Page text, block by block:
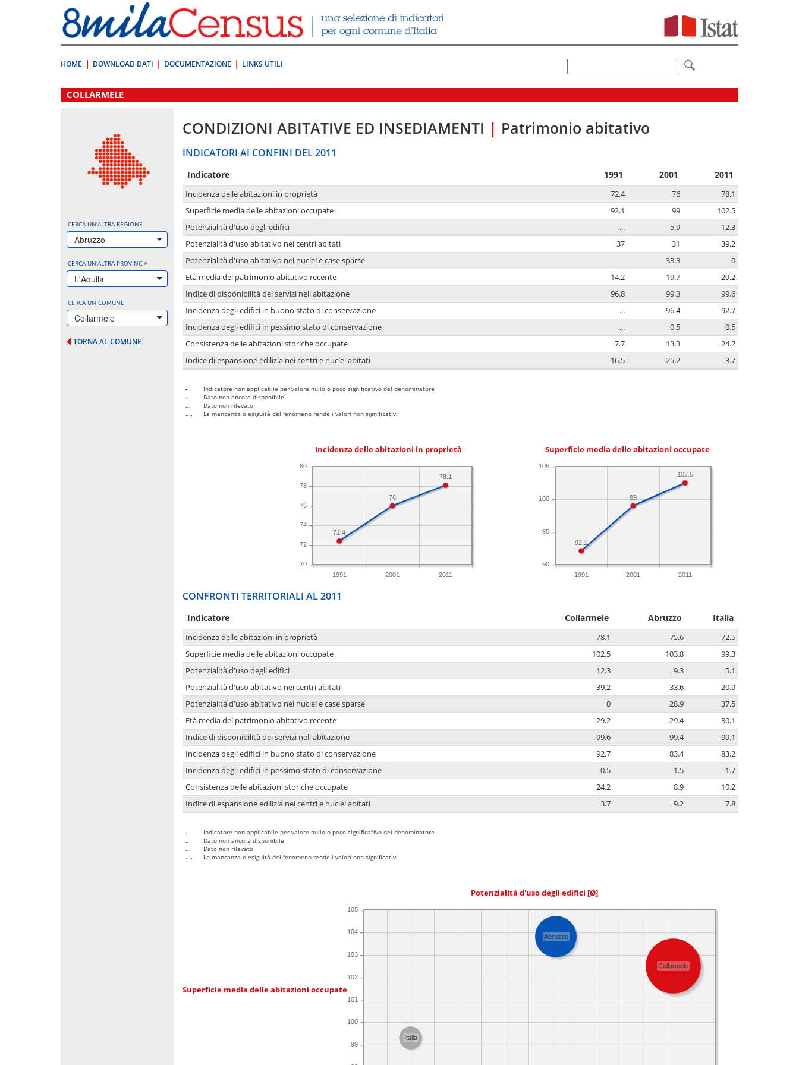
direttamente
a:
Contenuto
HOME DOWNLOAD DATI DOCUMENTAZIONE LINKS UTILI
.
COLLARMELE
CERCA UN'ALTRA REGIONE
Abruzzo
CERCA UN'ALTRA PROVINCIA
L'Aquila
CERCA UN COMUNE
Collarmele
TORNA AL COMUNE
CONDIZIONI ABITATIVE ED INSEDIAMENTI | Patrimonio abitativo
INDICATORI AI CONFINI DEL 2011
Indicatore 1991 2001 2011
Incidenza delle abitazioni in proprietà 72.4 76
78.1
Superficie media delle abitazioni occupate
92.1 99
102.5
Potenzialità d'uso degli edifici
... 5.9
12.3
Potenzialità d'uso abitativo nei centri abitati
37 31
39.2
Potenzialità d'uso abitativo nei nuclei e case sparse
- 33.3
0
Età media del patrimonio abitativo recente
14.2 19.7
29.2
Indice di disponibilità dei servizi nell'abitazione
96.8 99.3
99.6
Incidenza degli edifici in buono stato di conservazione
... 96.4
92.7
Incidenza degli edifici in pessimo stato di conservazione
... 0.5
0.5
Consistenza delle abitazioni storiche occupate
7.7 13.3
24.2
Indice di espansione edilizia nei centri e nuclei abitati
16.5 25.2 3.7
-
Indicatore non applicabile per valore nullo o poco significativo del denominatore
..
Dato non ancora disponibile
...
Dato non rilevato
....
La mancanza o esiguità del fenomeno rende i valori non significativi
Incidenza delle abitazioni in proprietà
1991 2001 2011
70
72
74
76
78
80
78.1
76
72.4
Superficie media delle abitazioni occupate
1991 2001 2011
90
95
100
105
102.5
99
92.1
CONFRONTI TERRITORIALI AL 2011
Indicatore Collarmele Abruzzo Italia
Incidenza delle abitazioni in proprietà 78.1 75.6
72.5
Superficie media delle abitazioni occupate
102.5 103.8
99.3
Potenzialità d'uso degli edifici
12.3 9.3
5.1
Potenzialità d'uso abitativo nei centri abitati
39.2 33.6
20.9
Potenzialità d'uso abitativo nei nuclei e case sparse
0 28.9
37.5
Età media del patrimonio abitativo recente
29.2 29.4
30.1
Indice di disponibilità dei servizi nell'abitazione
99.6 99.4
99.1
Incidenza degli edifici in buono stato di conservazione
92.7 83.4
83.2
Incidenza degli edifici in pessimo stato di conservazione
0.5 1.5
1.7
Consistenza delle abitazioni storiche occupate
24.2 8.9
10.2
Indice di espansione edilizia nei centri e nuclei abitati
3.7 9.2 7.8
-
Indicatore non applicabile per valore nullo o poco significativo del denominatore
..
Dato non ancora disponibile
...
Dato non rilevato
....
La mancanza o esiguità del fenomeno rende i valori non significativi
Potenzialità d'uso degli edifici [Ø]
Superficie media delle abitazioni occupate
99
100
101
102
103
104
105
Collarmele
Abruzzo
Italia